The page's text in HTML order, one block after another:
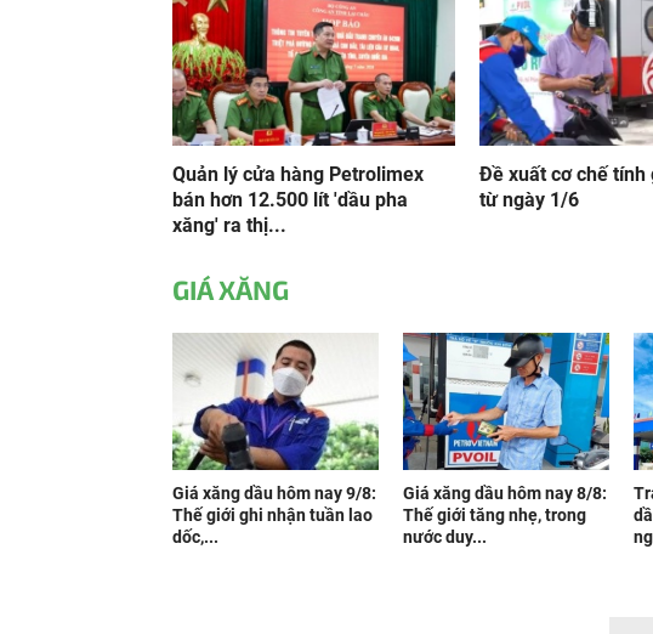
Quản lý cửa hàng Petrolimex
bán hơn 12.500 lít 'dầu pha
xăng' ra thị...
Đề xuất cơ chế tính
từ ngày 1/6
GIÁ XĂNG
Giá xăng dầu hôm nay 9/8:
Thế giới ghi nhận tuần lao
dốc,...
Giá xăng dầu hôm nay 8/8:
Thế giới tăng nhẹ, trong
nước duy...